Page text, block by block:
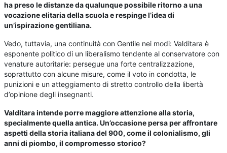
ha preso le distanze da qualunque possibile ritorno a una
vocazione elitaria della scuola e respinge l’idea di
un’ispirazione gentiliana.
Vedo, tuttavia, una continuità con Gentile nei modi: Valditara è
esponente politico di un liberalismo tendente al conservatore con
venature autoritarie: persegue una forte centralizzazione,
soprattutto con alcune misure, come il voto in condotta, le
punizioni e un atteggiamento di stretto controllo della libertà
d’opinione degli insegnanti.
Valditara intende porre maggiore attenzione alla storia,
specialmente quella antica. Un’occasione persa per affrontare
aspetti della storia italiana del 900, come il colonialismo, gli
anni di piombo, il compromesso storico?